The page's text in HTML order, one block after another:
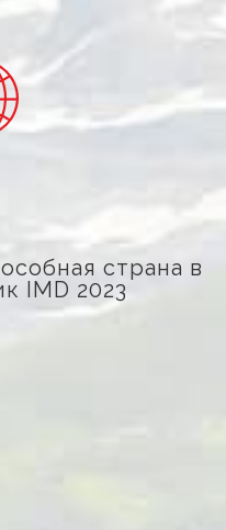
страна в
IMD 2023